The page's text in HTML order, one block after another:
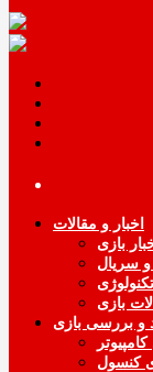
اخبار و مقالات
بازی
و سریال
تکنولوژی
بازی
و بررسی بازی
کنسول